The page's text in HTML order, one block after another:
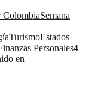
ColombiaSemana
TurismoEstados
Personales4
en